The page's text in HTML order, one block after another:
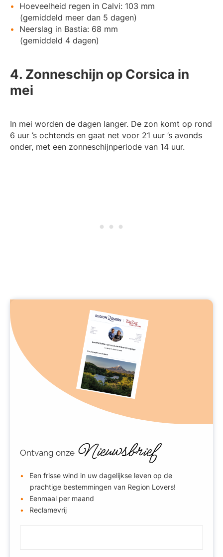
Hoeveelheid regen in Calvi: 103 mm
(gemiddeld meer dan 5 dagen)
Neerslag in Bastia: 68 mm
(gemiddeld 4 dagen)
4. Zonneschijn op Corsica in
mei
In mei worden de dagen langer. De zon komt op rond
6 uur ’s ochtends en gaat net voor 21 uur ’s avonds
onder, met een zonneschijnperiode van 14 uur.
Ontvang onze Nieuwsbrief
Een frisse wind in uw dagelijkse leven op de
prachtige bestemmingen van Region Lovers!
Eenmaal per maand
Reclamevrij